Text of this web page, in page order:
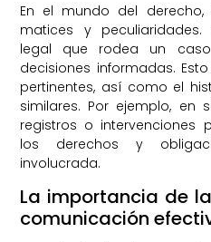
En el mundo del
matices y
legal que rodea un
decisiones informadas.
pertinentes, así como el
similares. Por ejemplo, en
registros o intervenciones
los derechos y
involucrada.
La importancia de
comunicación